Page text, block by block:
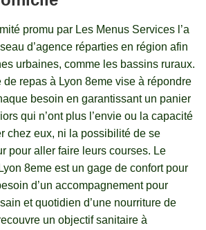
promu par Les Menus Services l’a
d’agence réparties en région afin
urbaines, comme les bassins ruraux.
de repas à Lyon 8eme vise à répondre
besoin en garantissant un panier
qui n’ont plus l’envie ou la capacité
chez eux, ni la possibilité de se
pour aller faire leurs courses. Le
8eme est un gage de confort pour
d’un accompagnement pour
et quotidien d’une nourriture de
un objectif sanitaire à